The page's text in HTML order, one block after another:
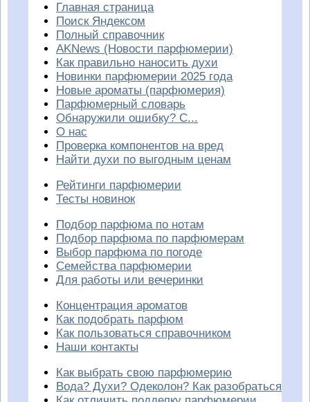
Главная страница
Поиск Яндексом
Полный справочник
AKNews (Новости парфюмерии)
Как правильно наносить духи
Новинки парфюмерии 2025 года
Новые ароматы (парфюмерия)
Парфюмерный словарь
Обнаружили ошибку? С...
О нас
Проверка компонентов на вред
Найти духи по выгодным ценам
Рейтинги парфюмерии
Тесты новинок
Подбор парфюма по нотам
Подбор парфюма по парфюмерам
Выбор парфюма по погоде
Семейства парфюмерии
Для работы или вечеринки
Концентрация ароматов
Как подобрать парфюм
Как пользоваться справочником
Наши контакты
Как выбрать свою парфюмерию
Вода? Духи? Одеколон? Как разобраться